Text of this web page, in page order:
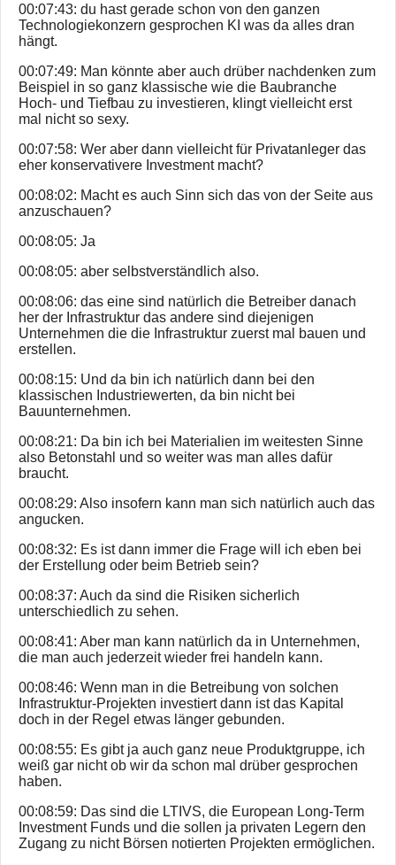
00:07:43: du hast gerade schon von den ganzen
Technologiekonzern gesprochen KI was da alles dran
hängt.
00:07:49: Man könnte aber auch drüber nachdenken zum
Beispiel in so ganz klassische wie die Baubranche
Hoch- und Tiefbau zu investieren, klingt vielleicht erst
mal nicht so sexy.
00:07:58: Wer aber dann vielleicht für Privatanleger das
eher konservativere Investment macht?
00:08:02: Macht es auch Sinn sich das von der Seite aus
anzuschauen?
00:08:05: Ja
00:08:05: aber selbstverständlich also.
00:08:06: das eine sind natürlich die Betreiber danach
her der Infrastruktur das andere sind diejenigen
Unternehmen die die Infrastruktur zuerst mal bauen und
erstellen.
00:08:15: Und da bin ich natürlich dann bei den
klassischen Industriewerten, da bin nicht bei
Bauunternehmen.
00:08:21: Da bin ich bei Materialien im weitesten Sinne
also Betonstahl und so weiter was man alles dafür
braucht.
00:08:29: Also insofern kann man sich natürlich auch das
angucken.
00:08:32: Es ist dann immer die Frage will ich eben bei
der Erstellung oder beim Betrieb sein?
00:08:37: Auch da sind die Risiken sicherlich
unterschiedlich zu sehen.
00:08:41: Aber man kann natürlich da in Unternehmen,
die man auch jederzeit wieder frei handeln kann.
00:08:46: Wenn man in die Betreibung von solchen
Infrastruktur-Projekten investiert dann ist das Kapital
doch in der Regel etwas länger gebunden.
00:08:55: Es gibt ja auch ganz neue Produktgruppe, ich
weiß gar nicht ob wir da schon mal drüber gesprochen
haben.
00:08:59: Das sind die LTIVS, die European Long-Term
Investment Funds und die sollen ja privaten Legern den
Zugang zu nicht Börsen notierten Projekten ermöglichen.